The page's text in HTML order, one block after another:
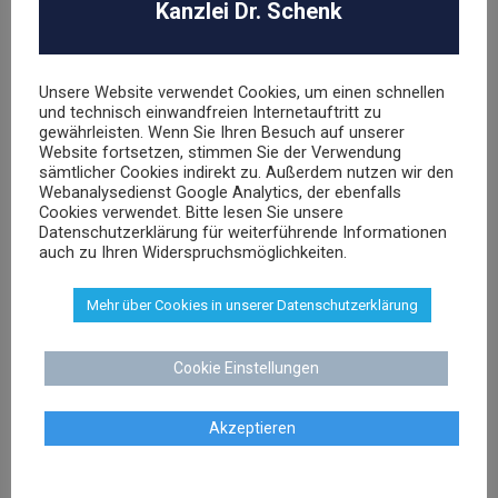
Wettbewerbsrecht
LETZTE FÄLLE:
L’OREAL Deutschland GmbH
Abmahnung Louis Vuitton
Abmahnung Elara GmbH
ROBA Music Verlag GmbH
Berechtigungsanfrage / Abmahnung
Kanzlei Dr. Schenk
Unsere Website verwendet Cookies, um einen schnellen
und technisch einwandfreien Internetauftritt zu
gewährleisten. Wenn Sie Ihren Besuch auf unserer
Website fortsetzen, stimmen Sie der Verwendung
sämtlicher Cookies indirekt zu. Außerdem nutzen wir den
Webanalysedienst Google Analytics, der ebenfalls
Cookies verwendet. Bitte lesen Sie unsere
Datenschutzerklärung für weiterführende Informationen
auch zu Ihren Widerspruchsmöglichkeiten.
Mehr über Cookies in unserer Datenschutzerklärung
Cookie Einstellungen
Akzeptieren